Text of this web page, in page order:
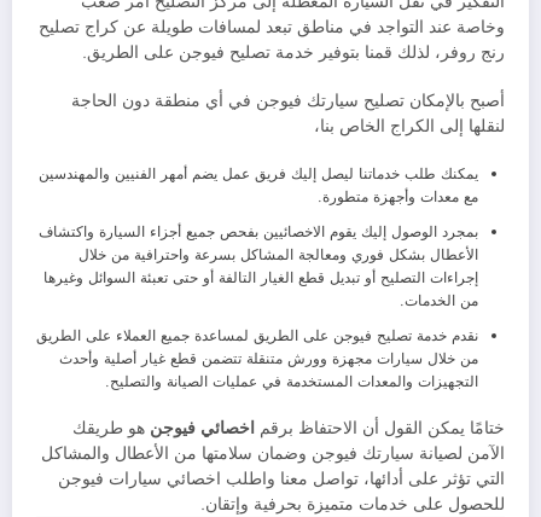
وخاصة عند التواجد في مناطق تبعد لمسافات طويلة عن كراج تصليح
رنج روفر، لذلك قمنا بتوفير خدمة تصليح فيوجن على الطريق.
أصبح بالإمكان تصليح سيارتك فيوجن في أي منطقة دون الحاجة
لنقلها إلى الكراج الخاص بنا،
يمكنك طلب خدماتنا ليصل إليك فريق عمل يضم أمهر الفنيين والمهندسين
مع معدات وأجهزة متطورة.
بمجرد الوصول إليك يقوم الاخصائيين بفحص جميع أجزاء السيارة واكتشاف
الأعطال بشكل فوري ومعالجة المشاكل بسرعة واحترافية من خلال
إجراءات التصليح أو تبديل قطع الغيار التالفة أو حتى تعبئة السوائل وغيرها
من الخدمات.
نقدم خدمة تصليح فيوجن على الطريق لمساعدة جميع العملاء على الطريق
من خلال سيارات مجهزة وورش متنقلة تتضمن قطع غيار أصلية وأحدث
التجهيزات والمعدات المستخدمة في عمليات الصيانة والتصليح.
ختامًا يمكن القول أن الاحتفاظ برقم اخصائي فيوجن هو طريقك
الآمن لصيانة سيارتك فيوجن وضمان سلامتها من الأعطال والمشاكل
التي تؤثر على أدائها، تواصل معنا واطلب اخصائي سيارات فيوجن
للحصول على خدمات متميزة بحرفية وإتقان.